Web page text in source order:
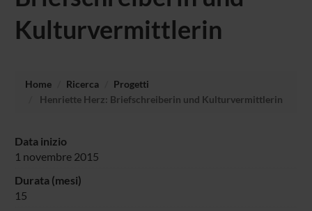
Kulturvermittlerin
Home Ricerca
Progetti
Henriette Herz: Briefschreiberin und Kulturvermittlerin
Data inizio
1 novembre 2015
Durata (mesi)
15